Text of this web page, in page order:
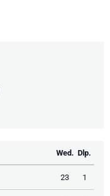
Wed. Dlp.
23 1